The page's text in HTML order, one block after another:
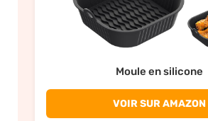
Moule en silicone
VOIR SUR AMAZON